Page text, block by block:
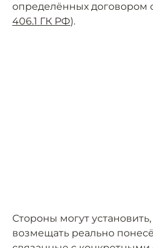
определённых договором
406.1 ГК РФ).
Стороны могут
возмещать реально